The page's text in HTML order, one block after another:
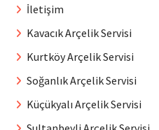
İletişim
Kavacık Arçelik Servisi
Kurtköy Arçelik Servisi
Soğanlık Arçelik Servisi
Küçükyalı Arçelik Servisi